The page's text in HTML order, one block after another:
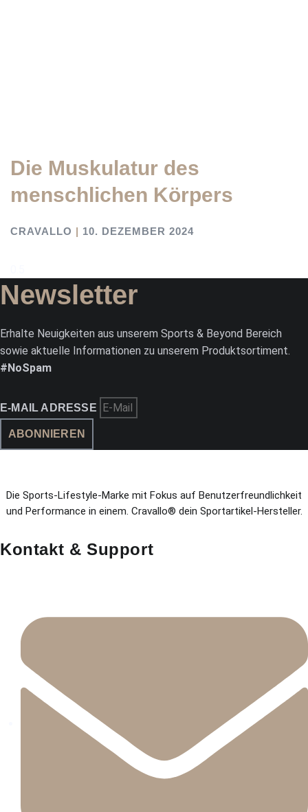
Die Muskulatur des
menschlichen Körpers
CRAVALLO 10. DEZEMBER 2024
Newsletter
Erhalte Neuigkeiten aus unserem Sports & Beyond Bereich
sowie aktuelle Informationen zu unserem Produktsortiment.
#NoSpam
E-MAIL ADRESSE
ABONNIEREN
Die Sports-Lifestyle-Marke mit Fokus auf Benutzerfreundlichkeit
und Performance in einem. Cravallo® dein Sportartikel-Hersteller.
Kontakt & Support